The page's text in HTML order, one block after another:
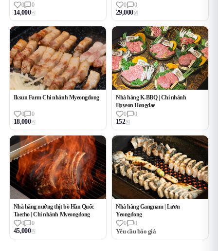
0
0
14,000원
0
0
29,000원
Iksun Farm Chi nhánh Myeongdong
0 0
18,000원
Nhà hàng K-BBQ | Chi nhánh
Ilpyeon Hongdae
0
0
152원
Nhà hàng nướng thịt bò Hàn Quốc
Taecho | Chi nhánh Myeongdong
0
0
45,000원
Nhà hàng Gangnam | Lươn
Yeongdong
0
0
Yêu cầu báo giá